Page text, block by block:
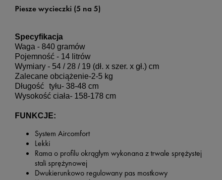
Piesze wycieczki (5 na 5)
Specyfikacja
Waga - 840 gramów
Pojemność - 14 litrów
Wymiary - 54 / 28 / 19 (dł. x szer. x gł.) cm
Zalecane obciążenie-2-5 kg
Długość tyłu- 38-48 cm
Wysokość ciała- 158-178 cm
FUNKCJE:
System Aircomfort
Lekki
Rama o profilu okrągłym wykonana z trwale sprężystej
stali sprężynowej
Dwukierunkowo regulowany pas mostkowy